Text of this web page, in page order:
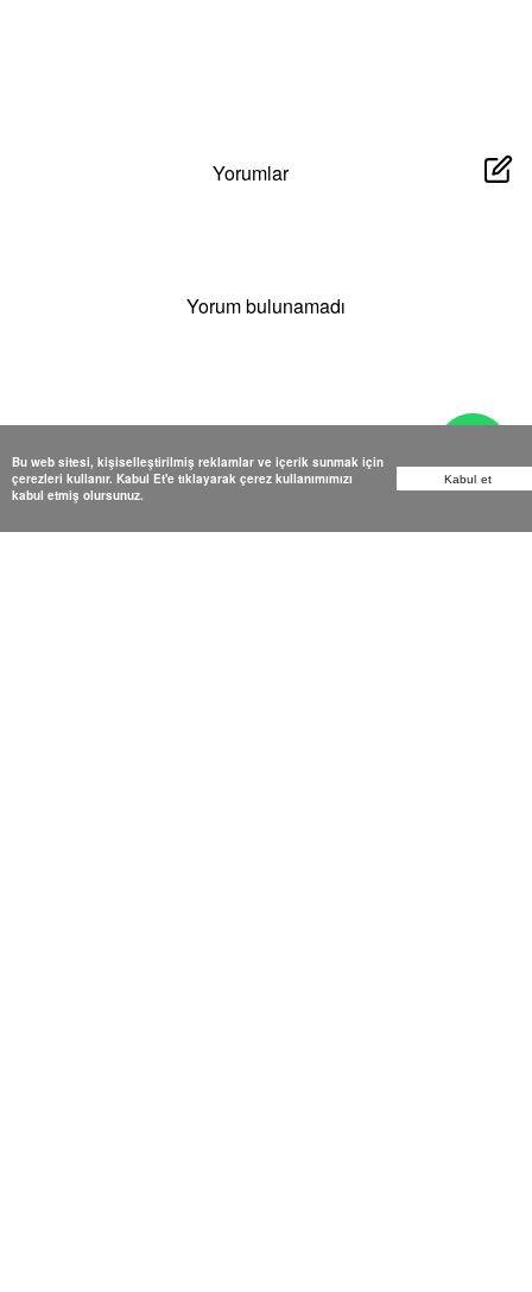
Bu web sitesi, kişiselleştirilmiş reklamlar ve içerik sunmak için
çerezleri kullanır. Kabul Et'e tıklayarak çerez kullanımımızı
kabul etmiş olursunuz.
Kabul et
Yorumlar
Yorum bulunamadı